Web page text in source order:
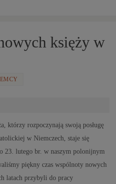
księży w
którzy rozpoczynają swoją posługę
w Niemczech, staje się
23. lutego br. w naszym polonijnym
piękny czas wspólnoty nowych
latach przybyli do pracy